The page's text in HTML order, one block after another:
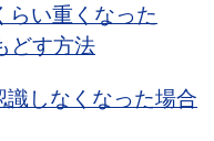
らい重くなった
どす方法
識しなくなった場合